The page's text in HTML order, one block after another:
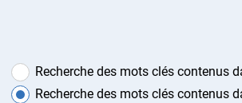
Recherche des mots clés contenus
Recherche des mots clés contenus